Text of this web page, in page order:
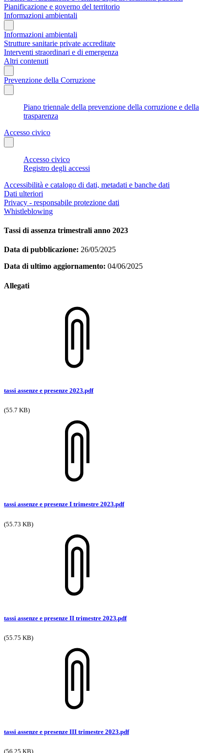
Pianificazione e governo del territorio
Informazioni ambientali
Informazioni ambientali
Strutture sanitarie private accreditate
Interventi straordinari e di emergenza
Altri contenuti
Prevenzione della Corruzione
Piano triennale della prevenzione della corruzione e della
trasparenza
Accesso civico
Accesso civico
Registro degli accessi
Accessibilità e catalogo di dati, metadati e banche dati
Dati ulteriori
Privacy - responsabile protezione dati
Whistleblowing
Tassi di assenza trimestrali anno 2023
Data di pubblicazione: 26/05/2025
Data di ultimo aggiornamento: 04/06/2025
Allegati
tassi assenze e presenze 2023.pdf
(55.7 KB)
tassi assenze e presenze I trimestre 2023.pdf
(55.73 KB)
tassi assenze e presenze II trimestre 2023.pdf
(55.75 KB)
tassi assenze e presenze III trimestre 2023.pdf
(56.25 KB)